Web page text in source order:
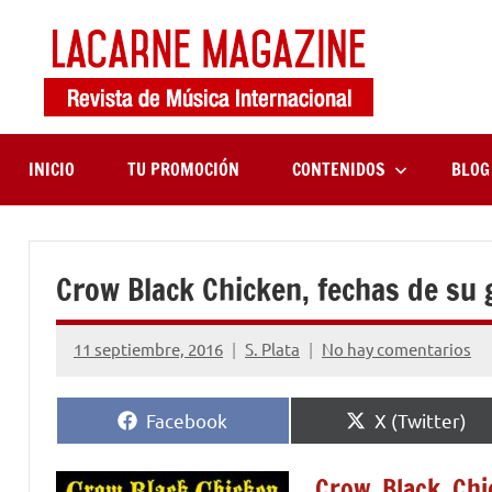
contenido
música
internacional
INICIO TU PROMOCIÓN CONTENIDOS BLOG
Crow Black Chicken, fechas de su
11 septiembre, 2016 S. Plata No hay comentarios
Compartir
en
Facebook
Compartir
en
X (Twitter)